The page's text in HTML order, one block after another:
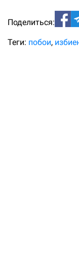
Поделиться:
Теги: побои